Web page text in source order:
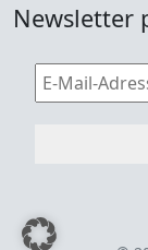
Newsletter